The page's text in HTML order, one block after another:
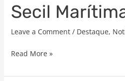
Secil
Leave a Comment / Destaque,
Read More »